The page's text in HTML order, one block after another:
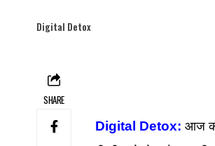
Digital Detox
SHARE
Digital Detox: आज